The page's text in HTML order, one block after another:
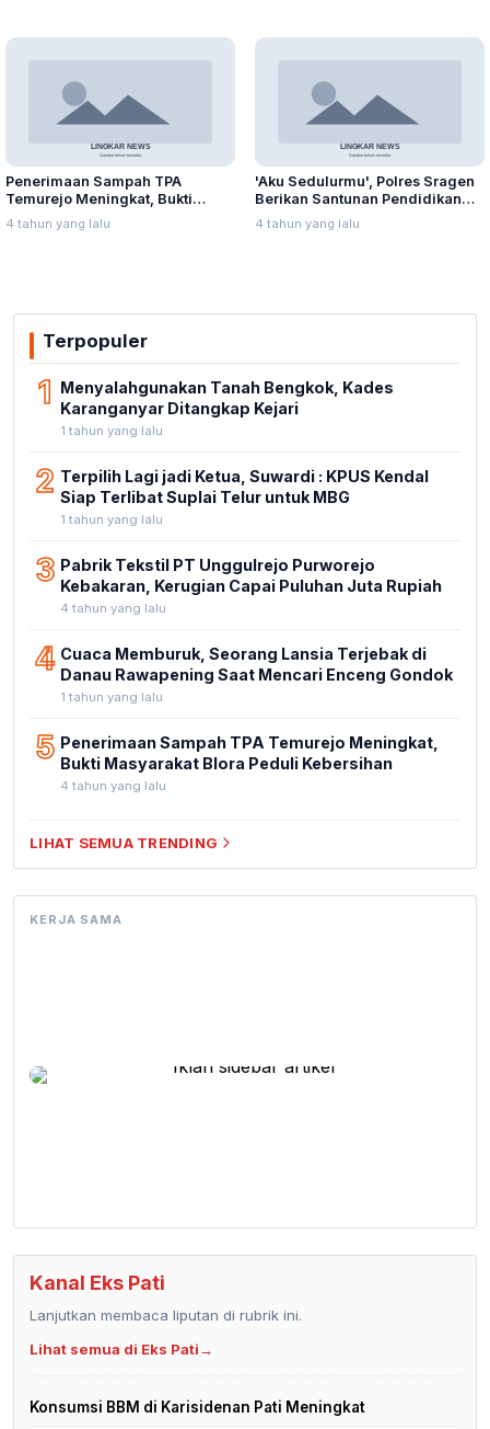
Penerimaan Sampah TPA
Temurejo Meningkat, Bukti
Masyarakat Blora Peduli
Kebersihan
4 tahun yang lalu
'Aku Sedulurmu', Polres Sragen
Berikan Santunan Pendidikan
Anak Yatim Piatu
4 tahun yang lalu
Terpopuler
1 Menyalahgunakan Tanah Bengkok, Kades
Karanganyar Ditangkap Kejari
1 tahun yang lalu
2 Terpilih Lagi jadi Ketua, Suwardi : KPUS Kendal
Siap Terlibat Suplai Telur untuk MBG
1 tahun yang lalu
3 Pabrik Tekstil PT Unggulrejo Purworejo
Kebakaran, Kerugian Capai Puluhan Juta Rupiah
4 tahun yang lalu
4 Cuaca Memburuk, Seorang Lansia Terjebak di
Danau Rawapening Saat Mencari Enceng Gondok
1 tahun yang lalu
5 Penerimaan Sampah TPA Temurejo Meningkat,
Bukti Masyarakat Blora Peduli Kebersihan
4 tahun yang lalu
LIHAT SEMUA TRENDING
KERJA SAMA
Kanal Eks Pati
Lanjutkan membaca liputan di rubrik ini.
Lihat semua di Eks Pati→
Konsumsi BBM di Karisidenan Pati Meningkat